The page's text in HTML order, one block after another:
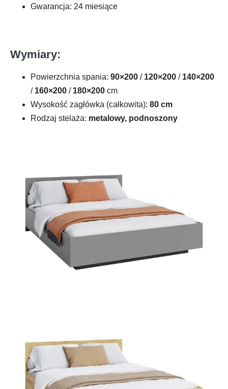
Gwarancja: 24 miesiące
Wymiary:
Powierzchnia spania: 90×200 / 120×200 / 140×200
/ 160×200 / 180×200 cm
Wysokość zagłówka (całkowita): 80 cm
Rodzaj stelaża: metalowy, podnoszony